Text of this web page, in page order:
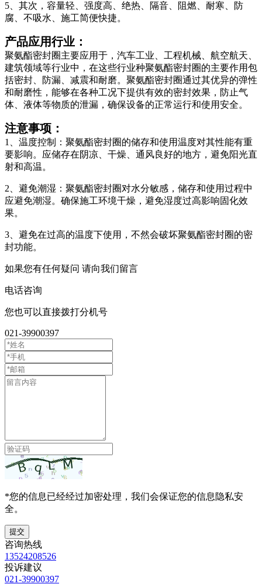
5、其次，容量轻、强度高、绝热、隔音、阻燃、耐寒、防
腐、不吸水、施工简便快捷。
产品应用行业：
聚氨酯密封圈主要应用于，汽车工业、工程机械、航空航天、
建筑领域等行业中，在这些行业种聚氨酯密封圈的主要作用包
括密封、防漏、减震和耐磨‌。聚氨酯密封圈通过其优异的弹性
和耐磨性，能够在各种工况下提供有效的密封效果，防止气
体、液体等物质的泄漏，确保设备的正常运行和使用安全。
注意事项：
1、温度控制：聚氨酯密封圈的储存和使用温度对其性能有重
要影响。应储存在阴凉、干燥、通风良好的地方，避免阳光直
射和高温。
2、避免潮湿：聚氨酯密封圈对水分敏感，储存和使用过程中
应避免潮湿。确保施工环境干燥，避免湿度过高影响固化效
果。
3、避免在过高的温度下使用，不然会破坏聚氨酯密封圈的密
封功能。
如果您有任何疑问 请向我们留言
电话咨询
您也可以直接拨打分机号
021-39900397
*您的信息已经经过加密处理，我们会保证您的信息隐私安
全。
提交
咨询热线
13524208526
投诉建议
021-39900397